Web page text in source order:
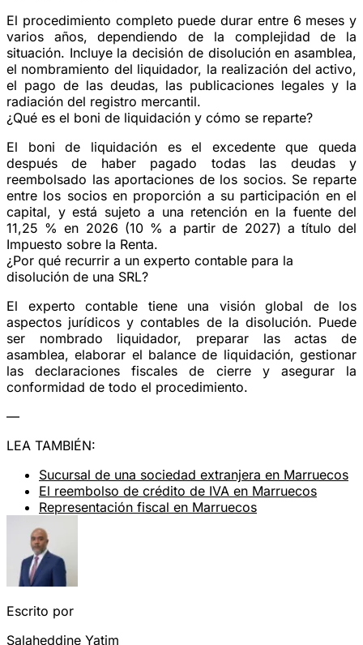
El procedimiento completo puede durar entre 6 meses y
varios años, dependiendo de la complejidad de la
situación. Incluye la decisión de disolución en asamblea,
el nombramiento del liquidador, la realización del activo,
el pago de las deudas, las publicaciones legales y la
radiación del registro mercantil.
¿Qué es el boni de liquidación y cómo se reparte?
El boni de liquidación es el excedente que queda
después de haber pagado todas las deudas y
reembolsado las aportaciones de los socios. Se reparte
entre los socios en proporción a su participación en el
capital, y está sujeto a una retención en la fuente del
11,25 % en 2026 (10 % a partir de 2027) a título del
Impuesto sobre la Renta.
¿Por qué recurrir a un experto contable para la
disolución de una SRL?
El experto contable tiene una visión global de los
aspectos jurídicos y contables de la disolución. Puede
ser nombrado liquidador, preparar las actas de
asamblea, elaborar el balance de liquidación, gestionar
las declaraciones fiscales de cierre y asegurar la
conformidad de todo el procedimiento.
—
LEA TAMBIÉN:
Sucursal de una sociedad extranjera en Marruecos
El reembolso de crédito de IVA en Marruecos
Representación fiscal en Marruecos
Escrito por
Salaheddine Yatim